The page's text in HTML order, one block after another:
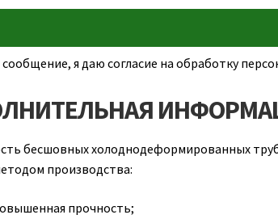
я даю согласие на обработку
бесшовных холоднодеформированных
производства:
прочность;